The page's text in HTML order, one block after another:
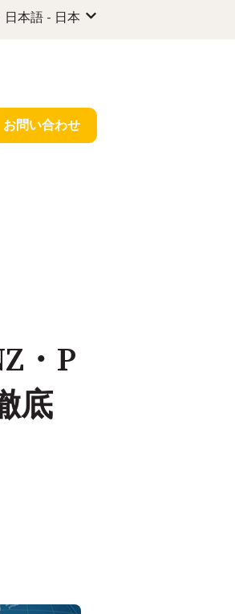
日本語 - 日本
を表示
のサブメニューを表示
示
せのサブメニューを表示
お問い合わせ
・P
底